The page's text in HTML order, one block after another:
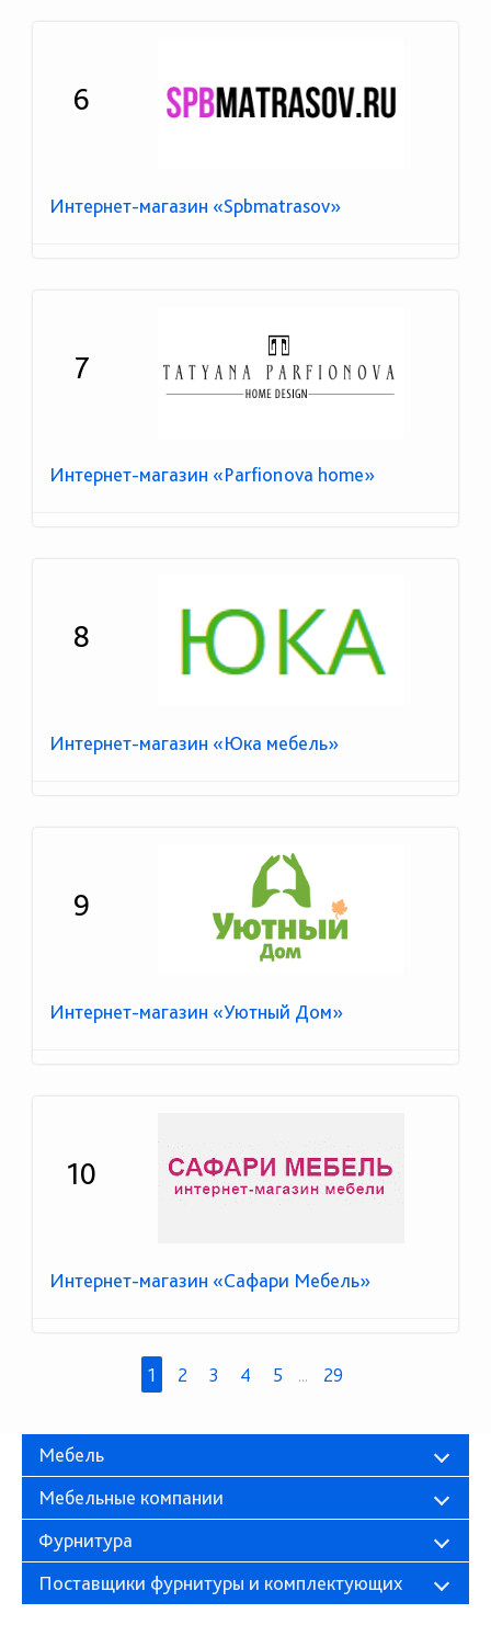
6
Интернет-магазин «Spbmatrasov»
7
Интернет-магазин «Parfionova home»
8
Интернет-магазин «Юка мебель»
9
Интернет-магазин «Уютный Дом»
10
Интернет-магазин «Сафари Мебель»
1 2 3 4 5 ... 29
Мебель
Мебельные компании
Фурнитура
Поставщики фурнитуры и комплектующих